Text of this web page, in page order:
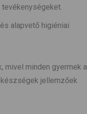
alapvető higiéniai
mivel minden gyermek a
jellemzőek